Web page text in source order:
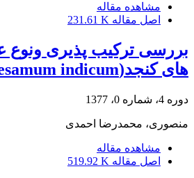
مشاهده مقاله
اصل مقاله 231.61 K
بررسی ترکیب پذیری ونوع
های کنجد(Sesamum indicum) سعدالله
دوره 4، شماره 0، 1377
منصوری، محمدرضا احمدی
مشاهده مقاله
اصل مقاله 519.92 K